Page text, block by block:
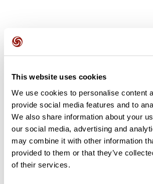
This website uses cookies
We use cookies to personalise content
provide social media features and to
We also share information about your
our social media, advertising and
may combine it with other information
provided to them or that they’ve
of their services.
Avis des utilisateurs
Soyez le premier à ajouter un
Ajouter un avis
Résumé